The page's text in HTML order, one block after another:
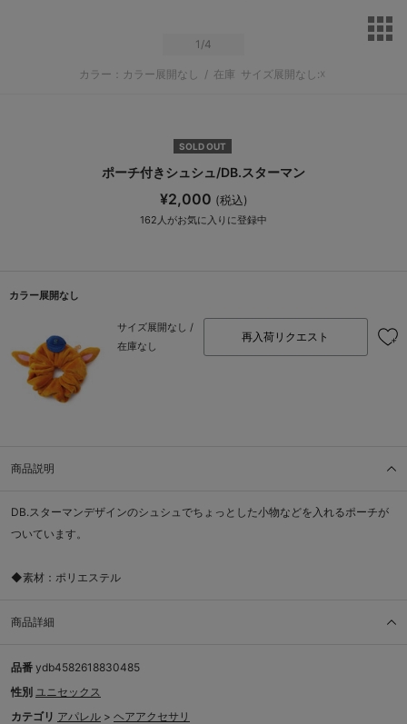
1 /4
カラー：カラー展開なし / 在庫 サイズ展開なし:☓
SOLD OUT
ポーチ付きシュシュ/DB.スターマン
¥2,000 (税込)
162 人がお気に入りに登録中
カラー展開なし
サイズ展開なし /
在庫なし
再入荷リクエスト
商品説明
DB.スターマンデザインのシュシュでちょっとした小物などを入れるポーチが
ついています。
◆素材：ポリエステル
商品詳細
品番 ydb4582618830485
性別 ユニセックス
カテゴリ アパレル > ヘアアクセサリ